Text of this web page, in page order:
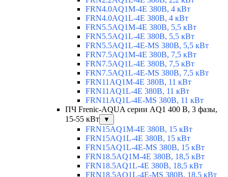
FRN4.0AQ1M-4E 380В, 4 кВт
FRN4.0AQ1L-4E 380В, 4 кВт
FRN5.5AQ1M-4E 380В, 5,5 кВт
FRN5.5AQ1L-4E 380В, 5,5 кВт
FRN5.5AQ1L-4E-MS 380В, 5,5 кВт
FRN7.5AQ1M-4E 380В, 7,5 кВт
FRN7.5AQ1L-4E 380В, 7,5 кВт
FRN7.5AQ1L-4E-MS 380В, 7,5 кВт
FRN11AQ1M-4E 380В, 11 кВт
FRN11AQ1L-4E 380В, 11 кВт
FRN11AQ1L-4E-MS 380В, 11 кВт
ПЧ Frenic-AQUA серии AQ1 400 В, 3 фазы,
15-55 кВт
▼
FRN15AQ1M-4E 380В, 15 кВт
FRN15AQ1L-4E 380В, 15 кВт
FRN15AQ1L-4E-MS 380В, 15 кВт
FRN18.5AQ1M-4E 380В, 18,5 кВт
FRN18.5AQ1L-4E 380В, 18,5 кВт
FRN18.5AQ1L-4E-MS 380В, 18,5 кВт